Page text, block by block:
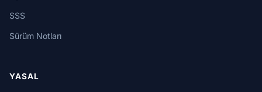
SSS
Sürüm Notları
YASAL